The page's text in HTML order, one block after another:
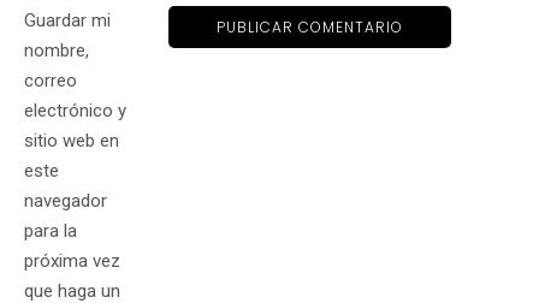
Guardar mi
nombre,
correo
electrónico y
sitio web en
este
navegador
para la
próxima vez
que haga un